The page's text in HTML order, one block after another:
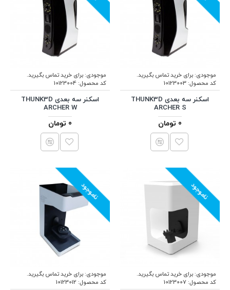
موجودی:برای خرید تماس بگیرید.
کد محصول:10123003
اسکنر سه بعدی THUNK3D
ARCHER S
0 تومان
موجودی:برای خرید تماس بگیرید.
کد محصول:10123004
اسکنر سه بعدی THUNK3D
ARCHER W
0 تومان
ناموجود
موجودی:برای خرید تماس بگیرید.
کد محصول:10123007
ناموجود
موجودی:برای خرید تماس بگیرید.
کد محصول: 10123012